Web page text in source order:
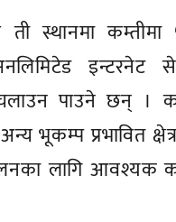
ती स्थानमा
इन्टरनेट
पाउने छन् ।
भूकम्प प्रभावित
लागि आवश्यक